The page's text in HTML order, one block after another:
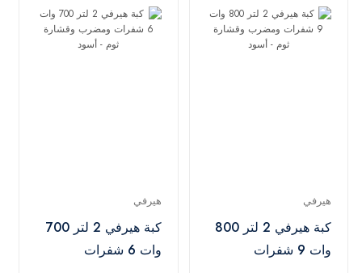
هيرفي
كبة هيرفي 2 لتر 800
وات 9 شفرات
هيرفي
كبة هيرفي 2 لتر 700
وات 6 شفرات